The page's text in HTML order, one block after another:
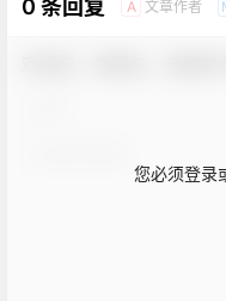
0 条回复 A 文章作者
您必须登录